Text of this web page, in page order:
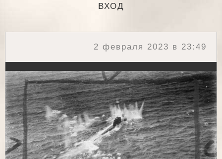
ВХОД
2 февраля 2023 в 23:49